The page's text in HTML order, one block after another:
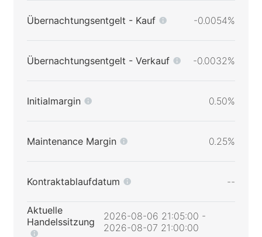
Übernachtungsentgelt - Kauf -0.0054%
Übernachtungsentgelt - Verkauf -0.0032%
Initialmargin 0.50%
Maintenance Margin 0.25%
Kontraktablaufdatum --
Aktuelle
Handelssitzung
2026-08-06 21:05:00 -
2026-08-07 21:00:00